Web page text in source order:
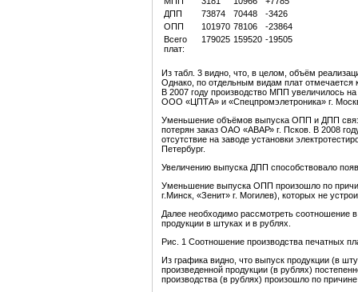
ДПП
73874 70448
-3426
ОПП
101970 78106
-23864
Всего
плат:
179025 159520 -19505
Из табл. 3 видно, что, в целом, объём
Однако, по отдельным видам плат отмечается
В 2007 году производство МПП увеличилось
ООО «ЦПТА» и «Спецпромэлетроника» г.
Уменьшение объёмов выпуска ОПП и ДПП
потерян заказ ОАО «АВАР» г. Псков. В 2008
отсутствие на заводе установки
Петербург.
Увеличению выпуска ДПП способствовало
Уменьшение выпуска ОПП произошло по
г.Минск, «Зенит» г. Могилев), которых не
Далее необходимо рассмотреть соотношение
продукции в штуках и в рублях.
Рис. 1 Соотношение производства печатных
Из графика видно, что выпуск продукции (в
произведенной продукции (в рублях)
производства (в рублях) произошло по